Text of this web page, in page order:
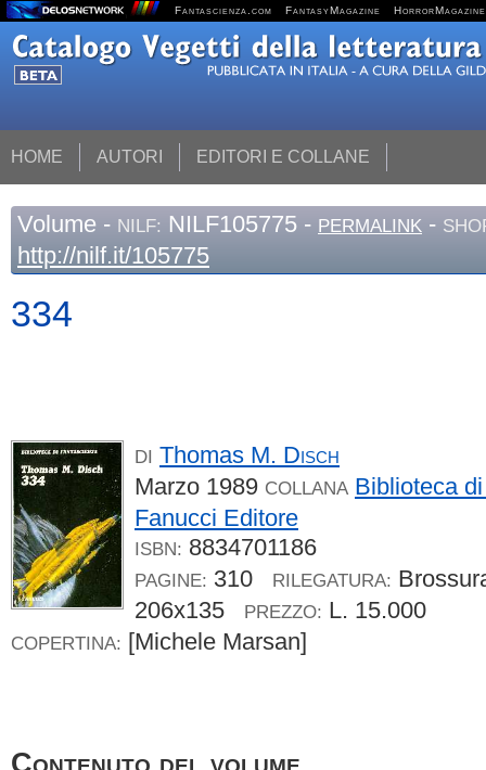
Fantascienza.com FantasyMagazine HorrorMagazine
HOME AUTORI EDITORI E COLLANE
Volume - NILF: NILF105775 - PERMALINK -
http://nilf.it/105775
334
DI Thomas M. Disch
Marzo 1989 COLLANA Biblioteca
Fanucci Editore
ISBN: 8834701186
PAGINE: 310 RILEGATURA:
206x135
PREZZO: L. 15.000
COPERTINA: [Michele Marsan]
Contenuto del volume